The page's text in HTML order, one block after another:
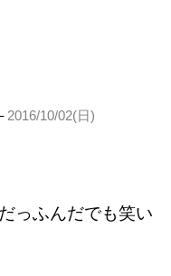
2016/10/02(日)
っふんだでも笑い